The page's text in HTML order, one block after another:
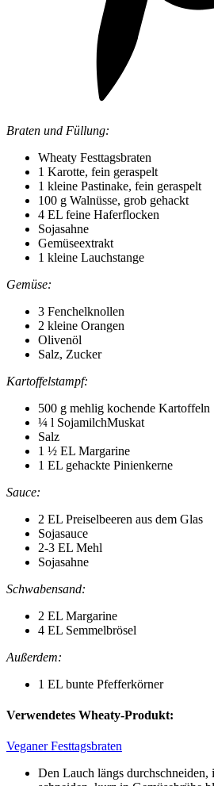
Braten und Füllung:
Wheaty Festtagsbraten
1 Karotte, fein geraspelt
1 kleine Pastinake, fein geraspelt
100 g Walnüsse, grob gehackt
4 EL feine Haferflocken
Sojasahne
Gemüseextrakt
1 kleine Lauchstange
Gemüse:
3 Fenchelknollen
2 kleine Orangen
Olivenöl
Salz, Zucker
Kartoffelstampf:
500 g mehlig kochende Kartoffeln
¼ l SojamilchMuskat
Salz
1 ½ EL Margarine
1 EL gehackte Pinienkerne
Sauce:
2 EL Preiselbeeren aus dem Glas
Sojasauce
2-3 EL Mehl
Sojasahne
Schwabensand:
2 EL Margarine
4 EL Semmelbrösel
Außerdem:
1 EL bunte Pfefferkörner
Verwendetes Wheaty-Produkt:
Veganer Festtagsbraten
Den Lauch längs durchschneiden,